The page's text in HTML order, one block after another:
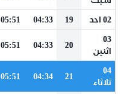
02 احد 19
04:33
05:51
03
اثنين
20
04:33
05:51
04
ثلاثاء
21
04:34
05:51